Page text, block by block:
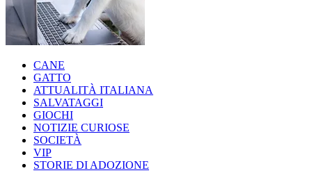
CANE
GATTO
ATTUALITÀ ITALIANA
SALVATAGGI
GIOCHI
NOTIZIE CURIOSE
SOCIETÀ
VIP
STORIE DI ADOZIONE